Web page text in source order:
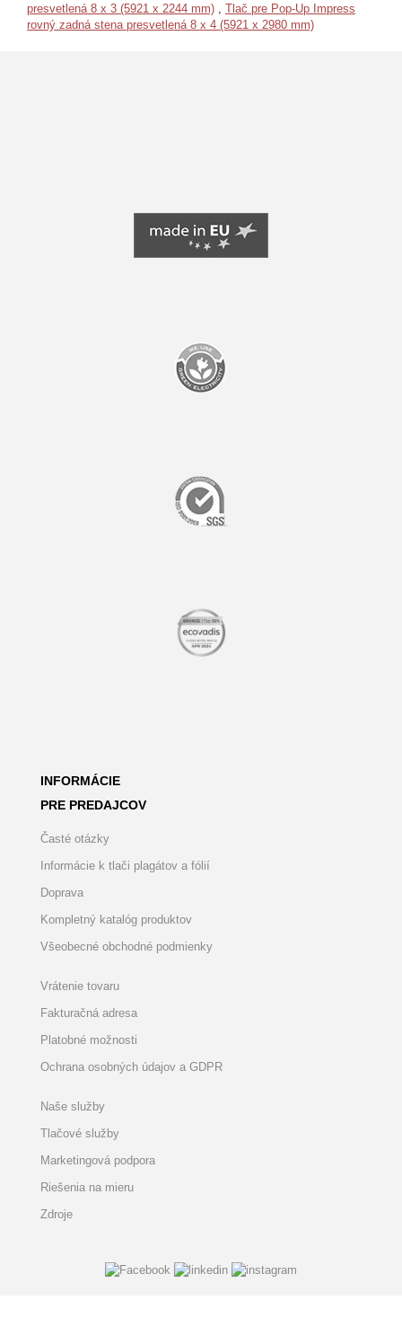
presvetlená 8 x 3 (5921 x 2244 mm) , Tlač pre Pop-Up Impress
rovný zadná stena presvetlená 8 x 4 (5921 x 2980 mm)
INFORMÁCIE
PRE PREDAJCOV
Časté otázky
Informácie k tlači plagátov a fólií
Doprava
Kompletný katalóg produktov
Všeobecné obchodné podmienky
Vrátenie tovaru
Fakturačná adresa
Platobné možnosti
Ochrana osobných údajov a GDPR
Naše služby
Tlačové služby
Marketingová podpora
Riešenia na mieru
Zdroje